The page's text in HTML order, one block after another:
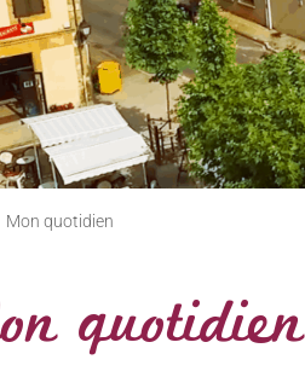
Mon quotidien
quotidien